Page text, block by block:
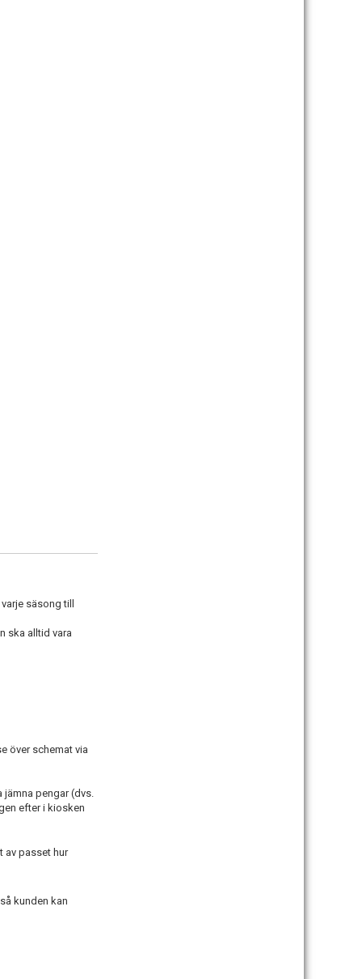
säsong till
ska alltid vara
över schemat via
jämna pengar (dvs.
efter i kiosken
av passet hur
kunden kan